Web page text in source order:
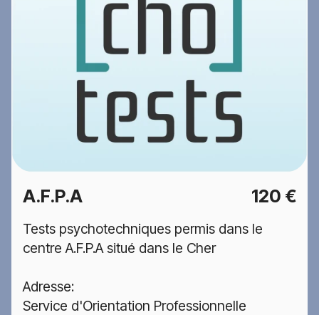
A.F.P.A 120 €
Tests psychotechniques permis dans le
centre A.F.P.A situé dans le Cher
Adresse:
Service d'Orientation Professionnelle